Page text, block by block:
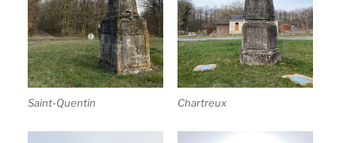
Saint-Quentin Chartreux